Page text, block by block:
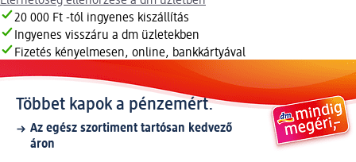
20 000 Ft -tól ingyenes kiszállítás
Ingyenes visszáru a dm üzletekben
Fizetés kényelmesen, online, bankkártyával
Többet kapok a pénzemért.
Az egész szortiment tartósan kedvező
áron